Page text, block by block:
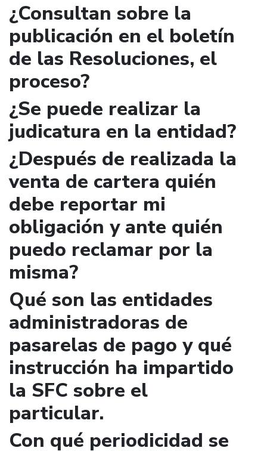
¿Consultan sobre la
publicación en el boletín
de las Resoluciones, el
proceso?
¿Se puede realizar la
judicatura en la entidad?
¿Después de realizada la
venta de cartera quién
debe reportar mi
obligación y ante quién
puedo reclamar por la
misma?
Qué son las entidades
administradoras de
pasarelas de pago y qué
instrucción ha impartido
la SFC sobre el
particular.
Con qué periodicidad se